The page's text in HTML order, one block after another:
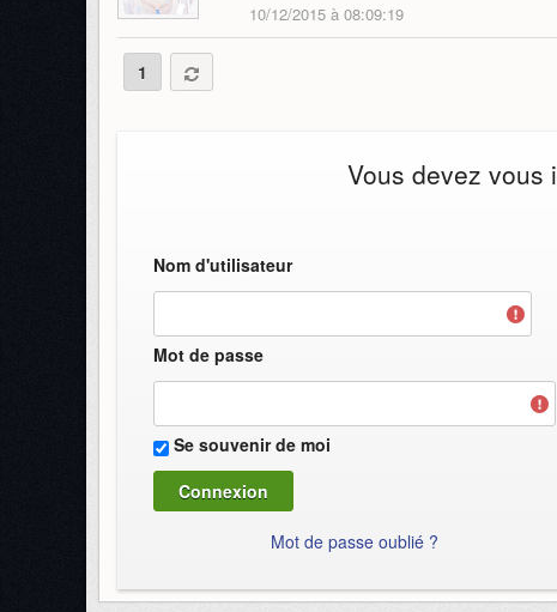
10/12/2015 à 08:09:19
1
Vous devez vous
Nom d'utilisateur
Mot de passe
Se souvenir de moi
Mot de passe oublié ?